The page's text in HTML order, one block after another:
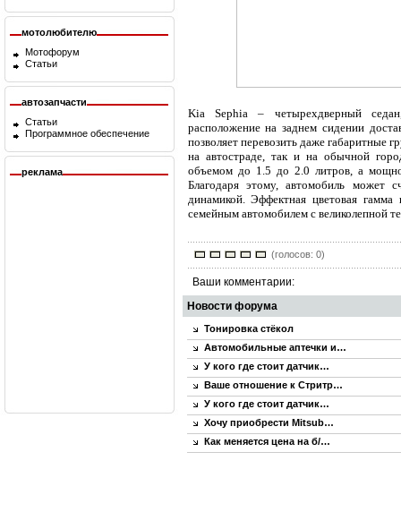
мотолюбителю
Мотофорум
Статьи
автозапчасти
Статьи
Программное обеспечение
реклама
Kia Sephia – четырехдверный
расположение на заднем сидении
позволяет перевозить даже габаритные
на автостраде, так и на обычной
объемом до 1.5 до 2.0 литров, а
Благодаря этому, автомобиль может
динамикой. Эффектная цветовая
семейным автомобилем с великолепной
(голосов: 0)
Ваши комментарии:
Новости форума
Тонировка стёкол
Автомобильные аптечки и…
У кого где стоит датчик…
Ваше отношение к Стритр…
У кого где стоит датчик…
Хочу приобрести Mitsub…
Как меняется цена на б/…